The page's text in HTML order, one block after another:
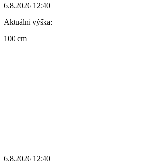
6.8.2026 12:40
Aktuální výška:
100 cm
6.8.2026 12:40